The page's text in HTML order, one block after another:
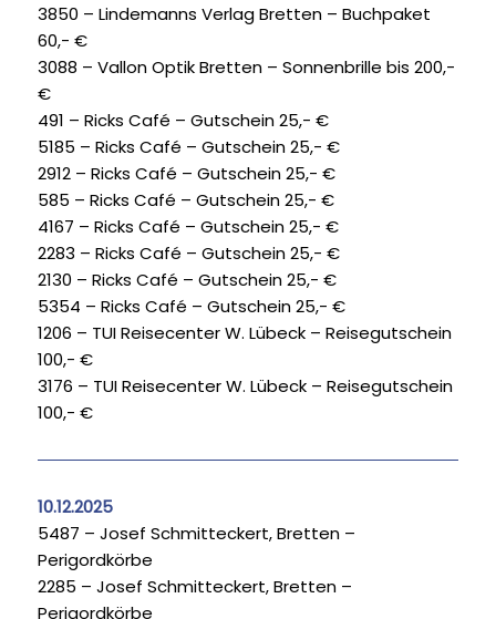
3850 – Lindemanns Verlag Bretten – Buchpaket
60,- €
3088 – Vallon Optik Bretten – Sonnenbrille bis 200,-
€
491 – Ricks Café – Gutschein 25,- €
5185 – Ricks Café – Gutschein 25,- €
2912 – Ricks Café – Gutschein 25,- €
585 – Ricks Café – Gutschein 25,- €
4167 – Ricks Café – Gutschein 25,- €
2283 – Ricks Café – Gutschein 25,- €
2130 – Ricks Café – Gutschein 25,- €
5354 – Ricks Café – Gutschein 25,- €
1206 – TUI Reisecenter W. Lübeck – Reisegutschein
100,- €
3176 – TUI Reisecenter W. Lübeck – Reisegutschein
100,- €
10.12.2025
5487 – Josef Schmitteckert, Bretten –
Perigordkörbe
2285 – Josef Schmitteckert, Bretten –
Perigordkörbe